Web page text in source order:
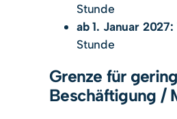
Stunde
ab 1. Januar 2027:
Stunde
Grenze für
Beschäftigung /